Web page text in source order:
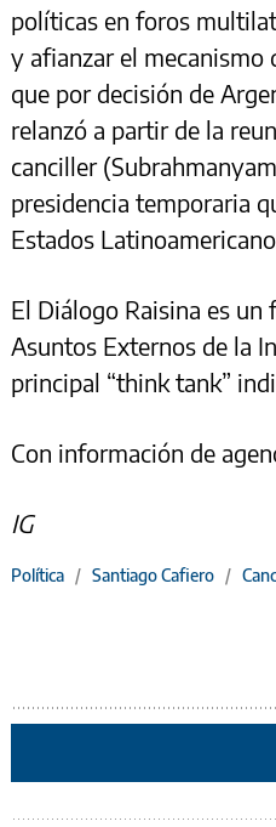
políticas en foros
y afianzar el mecanismo
que por decisión de
relanzó a partir de la
canciller
presidencia temporaria
Estados
El Diálogo Raisina es
Asuntos Externos de la
principal “think tank”
Con información de
IG
Política / Santiago Cafiero /